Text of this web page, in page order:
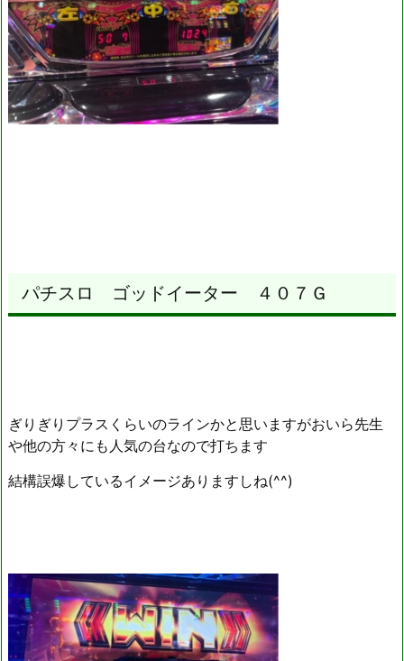
パチスロ ゴッドイーター ４０７Ｇ
ぎりぎりプラスくらいのラインかと思いますがおいら先生
や他の方々にも人気の台なので打ちます
結構誤爆しているイメージありますしね(^^)